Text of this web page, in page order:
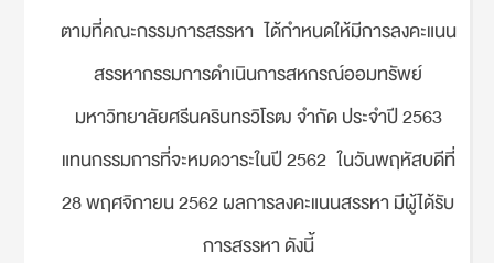
ตามที่คณะกรรมการสรรหา ได้กำหนดให้มีการลงคะแนน
สรรหากรรมการดำเนินการสหกรณ์ออมทรัพย์
มหาวิทยาลัยศรีนครินทรวิโรฒ จำกัด ประจำปี 2563
แทนกรรมการที่จะหมดวาระในปี 2562 ในวันพฤหัสบดีที่
28 พฤศจิกายน 2562 ผลการลงคะแนนสรรหา มีผู้ได้รับ
การสรรหา ดังนี้